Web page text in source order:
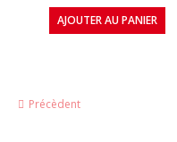
AJOUTER AU PANIER
Précèdent